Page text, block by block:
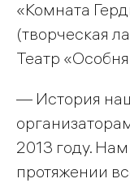
«Комната
(творческая
Театр
— История
2013 году.
протяжении